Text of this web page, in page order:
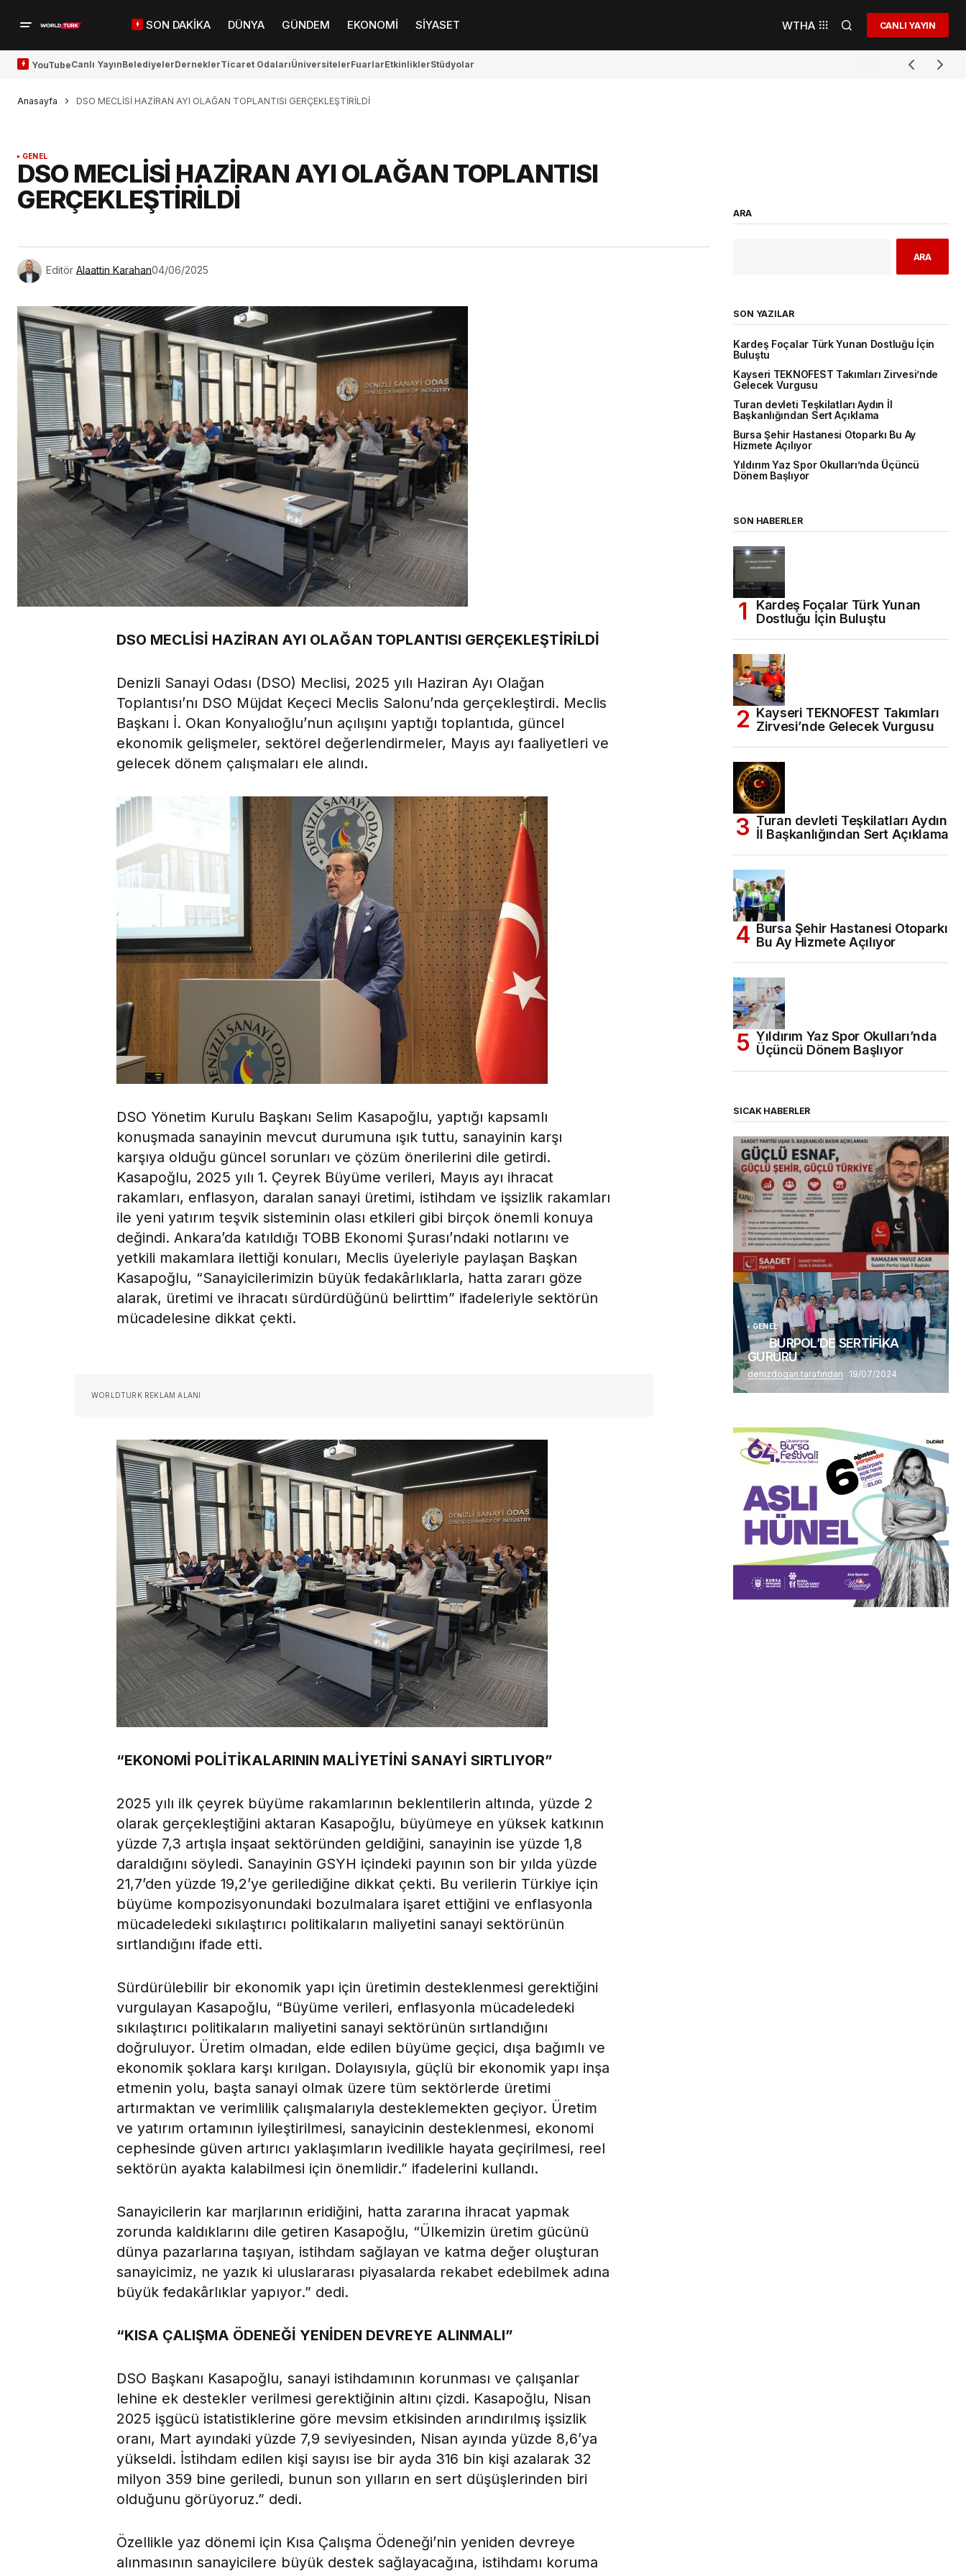
SON DAKİKA DÜNYA GÜNDEM EKONOMİ SİYASET WTHA CANLI YAYIN
YouTubeCanlı YayınBelediyelerDerneklerTicaret OdalarıÜniversitelerFuarlarEtkinliklerStüdyolar
Anasayfa DSO MECLİSİ HAZİRAN AYI OLAĞAN TOPLANTISI GERÇEKLEŞTİRİLDİ
GENEL
DSO MECLİSİ HAZİRAN AYI OLAĞAN TOPLANTISI
GERÇEKLEŞTİRİLDİ
Editör Alaattin Karahan04/06/2025
DSO MECLİSİ HAZİRAN AYI OLAĞAN TOPLANTISI GERÇEKLEŞTİRİLDİ
Denizli Sanayi Odası (DSO) Meclisi, 2025 yılı Haziran Ayı Olağan
Toplantısı’nı DSO Müjdat Keçeci Meclis Salonu’nda gerçekleştirdi. Meclis
Başkanı İ. Okan Konyalıoğlu’nun açılışını yaptığı toplantıda, güncel
ekonomik gelişmeler, sektörel değerlendirmeler, Mayıs ayı faaliyetleri ve
gelecek dönem çalışmaları ele alındı.
DSO Yönetim Kurulu Başkanı Selim Kasapoğlu, yaptığı kapsamlı
konuşmada sanayinin mevcut durumuna ışık tuttu, sanayinin karşı
karşıya olduğu güncel sorunları ve çözüm önerilerini dile getirdi.
Kasapoğlu, 2025 yılı 1. Çeyrek Büyüme verileri, Mayıs ayı ihracat
rakamları, enflasyon, daralan sanayi üretimi, istihdam ve işsizlik rakamları
ile yeni yatırım teşvik sisteminin olası etkileri gibi birçok önemli konuya
değindi. Ankara’da katıldığı TOBB Ekonomi Şurası’ndaki notlarını ve
yetkili makamlara ilettiği konuları, Meclis üyeleriyle paylaşan Başkan
Kasapoğlu, “Sanayicilerimizin büyük fedakârlıklarla, hatta zararı göze
alarak, üretimi ve ihracatı sürdürdüğünü belirttim” ifadeleriyle sektörün
mücadelesine dikkat çekti.
WORLDTURK REKLAM ALANI
“EKONOMİ POLİTİKALARININ MALİYETİNİ SANAYİ SIRTLIYOR”
2025 yılı ilk çeyrek büyüme rakamlarının beklentilerin altında, yüzde 2
olarak gerçekleştiğini aktaran Kasapoğlu, büyümeye en yüksek katkının
yüzde 7,3 artışla inşaat sektöründen geldiğini, sanayinin ise yüzde 1,8
daraldığını söyledi. Sanayinin GSYH içindeki payının son bir yılda yüzde
21,7’den yüzde 19,2’ye gerilediğine dikkat çekti. Bu verilerin Türkiye için
büyüme kompozisyonundaki bozulmalara işaret ettiğini ve enflasyonla
mücadeledeki sıkılaştırıcı politikaların maliyetini sanayi sektörünün
sırtlandığını ifade etti.
Sürdürülebilir bir ekonomik yapı için üretimin desteklenmesi gerektiğini
vurgulayan Kasapoğlu, “Büyüme verileri, enflasyonla mücadeledeki
sıkılaştırıcı politikaların maliyetini sanayi sektörünün sırtlandığını
doğruluyor. Üretim olmadan, elde edilen büyüme geçici, dışa bağımlı ve
ekonomik şoklara karşı kırılgan. Dolayısıyla, güçlü bir ekonomik yapı inşa
etmenin yolu, başta sanayi olmak üzere tüm sektörlerde üretimi
artırmaktan ve verimlilik çalışmalarıyla desteklemekten geçiyor. Üretim
ve yatırım ortamının iyileştirilmesi, sanayicinin desteklenmesi, ekonomi
cephesinde güven artırıcı yaklaşımların ivedilikle hayata geçirilmesi, reel
sektörün ayakta kalabilmesi için önemlidir.” ifadelerini kullandı.
Sanayicilerin kar marjlarının eridiğini, hatta zararına ihracat yapmak
zorunda kaldıklarını dile getiren Kasapoğlu, “Ülkemizin üretim gücünü
dünya pazarlarına taşıyan, istihdam sağlayan ve katma değer oluşturan
sanayicimiz, ne yazık ki uluslararası piyasalarda rekabet edebilmek adına
büyük fedakârlıklar yapıyor.” dedi.
“KISA ÇALIŞMA ÖDENEĞİ YENİDEN DEVREYE ALINMALI”
DSO Başkanı Kasapoğlu, sanayi istihdamının korunması ve çalışanlar
lehine ek destekler verilmesi gerektiğinin altını çizdi. Kasapoğlu, Nisan
2025 işgücü istatistiklerine göre mevsim etkisinden arındırılmış işsizlik
oranı, Mart ayındaki yüzde 7,9 seviyesinden, Nisan ayında yüzde 8,6’ya
yükseldi. İstihdam edilen kişi sayısı ise bir ayda 316 bin kişi azalarak 32
milyon 359 bine geriledi, bunun son yılların en sert düşüşlerinden biri
olduğunu görüyoruz.” dedi.
Özellikle yaz dönemi için Kısa Çalışma Ödeneği’nin yeniden devreye
alınmasının sanayicilere büyük destek sağlayacağına, istihdamı koruma
ARA
ARA
SON YAZILAR
Kardeş Foçalar Türk Yunan Dostluğu İçin
Buluştu
Kayseri TEKNOFEST Takımları Zirvesi’nde
Gelecek Vurgusu
Turan devleti Teşkilatları Aydın İl
Başkanlığından Sert Açıklama
Bursa Şehir Hastanesi Otoparkı Bu Ay
Hizmete Açılıyor
Yıldırım Yaz Spor Okulları’nda Üçüncü
Dönem Başlıyor
SON HABERLER
Kardeş Foçalar Türk Yunan
Dostluğu İçin Buluştu
Kayseri TEKNOFEST Takımları
Zirvesi’nde Gelecek Vurgusu
Turan devleti Teşkilatları Aydın
İl Başkanlığından Sert Açıklama
Bursa Şehir Hastanesi Otoparkı
Bu Ay Hizmete Açılıyor
Yıldırım Yaz Spor Okulları’nda
Üçüncü Dönem Başlıyor
SICAK HABERLER
(başlıksız)
Alaattin Karahan tarafından 14/07/2026
GENEL
BURPOL’DE SERTİFİKA
GURURU
denizdogan tarafından 19/07/2024